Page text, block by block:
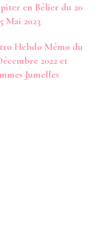
en Bélier du 20
Mai 2023
Hebdo Mémo du
2022 et
Jumelles